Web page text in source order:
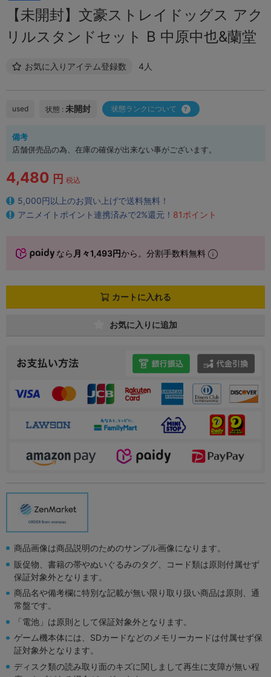
【未開封】文豪ストレイドッグス アク
リルスタンドセット B 中原中也&蘭堂
お気に入りアイテム登録数 4人
used 状態 : 未開封 状態ランクについて
備考
店舗併売品の為、在庫の確保が出来ない事がございます。
4,480 円 税込
5,000円以上のお買い上げで送料無料！
アニメイトポイント連携済みで2%還元！ 81ポイント
なら 月々1,493円から。分割手数料無料
カートに入れる
お気に入りに追加
商品画像は商品説明のためのサンプル画像になります。
販促物、書籍の帯やぬいぐるみのタグ、コード類は原則付属せず
保証対象外となります。
商品名や備考欄に特別な記載が無い限り取り扱い商品は原則、通
常盤です。
「電池」は原則として保証対象外となります。
ゲーム機本体には、SDカードなどのメモリーカードは付属せず保
証対象外となります。
ディスク類の読み取り面のキズに関しまして再生に支障が無い程